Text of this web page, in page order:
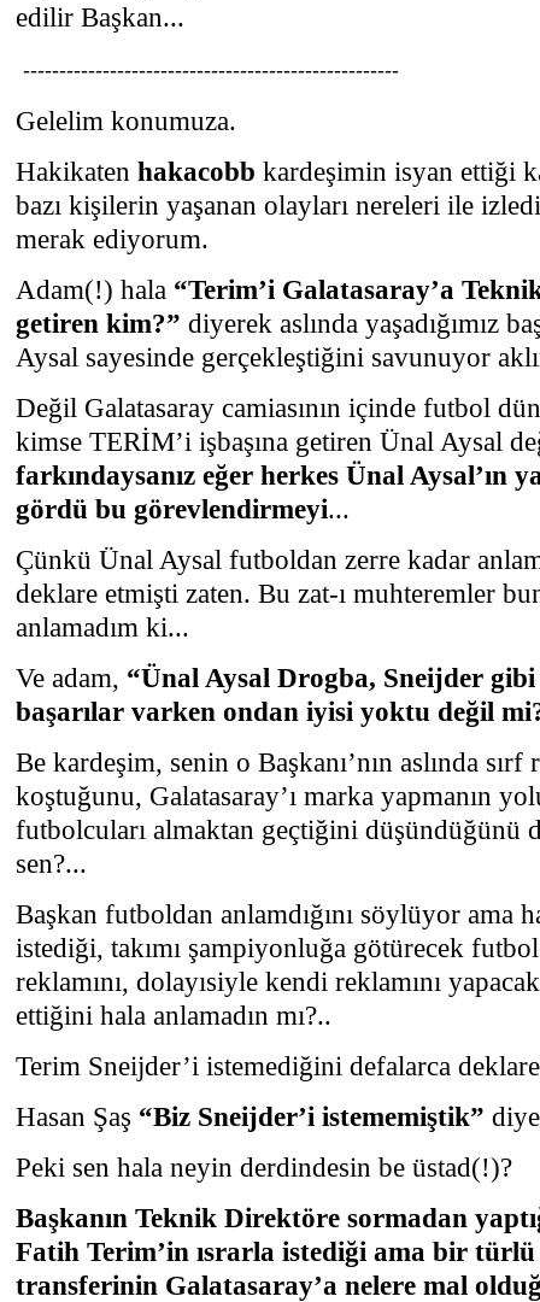
edilir Başkan...
----------------------------------------------------
Gelelim konumuza.
Hakikaten hakacobb kardeşimin isyan ettiği
bazı kişilerin yaşanan olayları nereleri ile
merak ediyorum.
Adam(!) hala “Terim’i Galatasaray’a
getiren kim?” diyerek aslında yaşadığımız
Aysal sayesinde gerçekleştiğini savunuyor
Değil Galatasaray camiasının içinde futbol
kimse TERİM’i işbaşına getiren Ünal Aysal
farkındaysanız eğer herkes Ünal Aysal’ın
gördü bu görevlendirmeyi...
Çünkü Ünal Aysal futboldan zerre kadar
deklare etmişti zaten. Bu zat-ı muhteremler
anlamadım ki...
Ve adam, “Ünal Aysal Drogba, Sneijder gibi
başarılar varken ondan iyisi yoktu değil
Be kardeşim, senin o Başkanı’nın aslında
koştuğunu, Galatasaray’ı marka yapmanın
futbolcuları almaktan geçtiğini düşündüğünü
sen?...
Başkan futboldan anlamdığını söylüyor ama
istediği, takımı şampiyonluğa götürecek
reklamını, dolayısiyle kendi reklamını
ettiğini hala anlamadın mı?..
Terim Sneijder’i istemediğini defalarca
Hasan Şaş “Biz Sneijder’i istememiştik”
Peki sen hala neyin derdindesin be üstad(!)?
Başkanın Teknik Direktöre sormadan
Fatih Terim’in ısrarla istediği ama bir
transferinin Galatasaray’a nelere mal